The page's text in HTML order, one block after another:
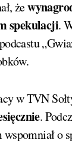
że
spekulacji.
w TVN
.
o